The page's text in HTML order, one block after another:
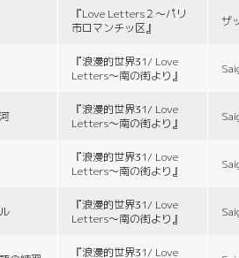
『Love Letters２〜パリ
市ロマンチッ区』
ザ
『浪漫的世界31/ Love
Letters〜南の街より』
『浪漫的世界31/ Love
Letters〜南の街より』
『浪漫的世界31/ Love
Letters〜南の街より』
『浪漫的世界31/ Love
Letters〜南の街より』
『浪漫的世界31/ Love